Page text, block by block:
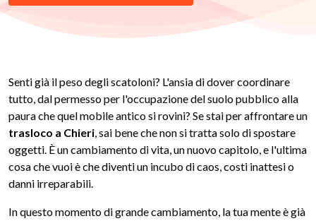
Senti già il peso degli scatoloni? L'ansia di dover coordinare
tutto, dal permesso per l'occupazione del suolo pubblico alla
paura che quel mobile antico si rovini? Se stai per affrontare un
trasloco a Chieri, sai bene che non si tratta solo di spostare
oggetti. È un cambiamento di vita, un nuovo capitolo, e l'ultima
cosa che vuoi è che diventi un incubo di caos, costi inattesi o
danni irreparabili.
In questo momento di grande cambiamento, la tua mente è già